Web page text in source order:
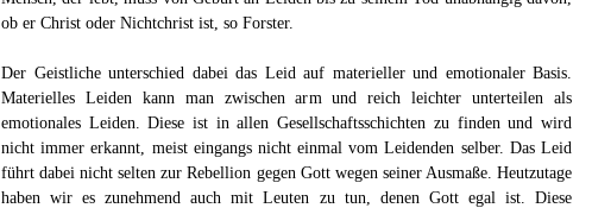
ob er Christ oder Nichtchrist ist, so Forster.
Der Geistliche unterschied dabei das Leid auf materieller und emotionaler Basis.
Materielles Leiden kann man zwischen arm und reich leichter unterteilen als
emotionales Leiden. Diese ist in allen Gesellschaftsschichten zu finden und wird
nicht immer erkannt, meist eingangs nicht einmal vom Leidenden selber. Das Leid
führt dabei nicht selten zur Rebellion gegen Gott wegen seiner Ausmaße. Heutzutage
haben wir es zunehmend auch mit Leuten zu tun, denen Gott egal ist. Diese